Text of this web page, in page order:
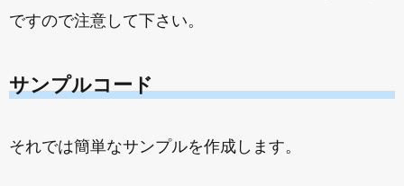
ですので注意して下さい。
サンプルコード
それでは簡単なサンプルを作成します。